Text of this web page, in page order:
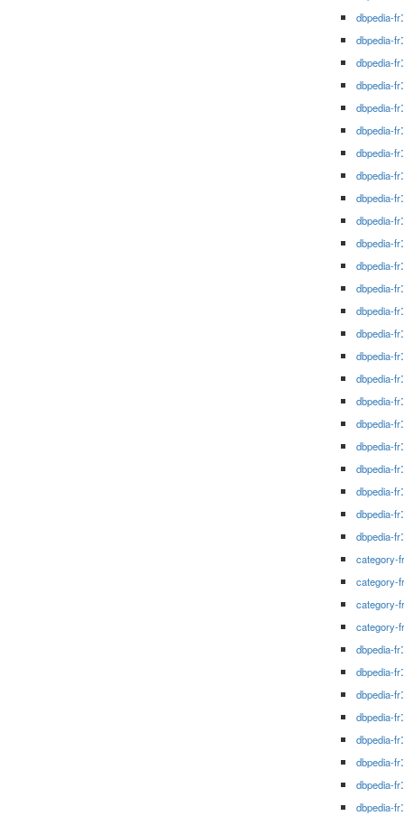
dbpedia-fr
dbpedia-fr
dbpedia-fr
dbpedia-fr
dbpedia-fr
dbpedia-fr
dbpedia-fr
dbpedia-fr
dbpedia-fr
dbpedia-fr
dbpedia-fr
dbpedia-fr
dbpedia-fr
dbpedia-fr
dbpedia-fr
dbpedia-fr
dbpedia-fr
dbpedia-fr
dbpedia-fr
dbpedia-fr
dbpedia-fr
dbpedia-fr
dbpedia-fr
dbpedia-fr
category-fr
category-fr
category-fr
category-fr
dbpedia-fr
dbpedia-fr
dbpedia-fr
dbpedia-fr
dbpedia-fr
dbpedia-fr
dbpedia-fr
dbpedia-fr